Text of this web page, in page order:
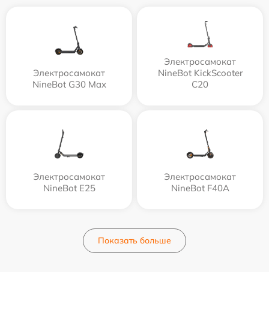
Электросамокат
NineBot G30 Max
Электросамокат
NineBot KickScooter
C20
Электросамокат
NineBot E25
Электросамокат
NineBot F40A
Показать больше